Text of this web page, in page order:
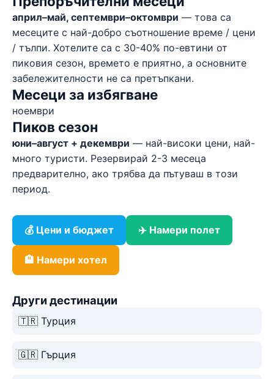
април–май, септември–октомври — това са
месеците с най-добро съотношение време / цени
/ тълпи. Хотелите са с 30-40% по-евтини от
пиковия сезон, времето е приятно, а основните
забележителности не са претъпкани.
Месеци за избягване
ноември
Пиков сезон
юни–август + декември — най-високи цени, най-
много туристи. Резервирай 2-3 месеца
предварително, ако трябва да пътуваш в този
период.
💰 Цени и бюджет ✈️ Намери полет
🏨 Намери хотел
Други дестинации
🇹🇷 Турция
🇬🇷 Гърция